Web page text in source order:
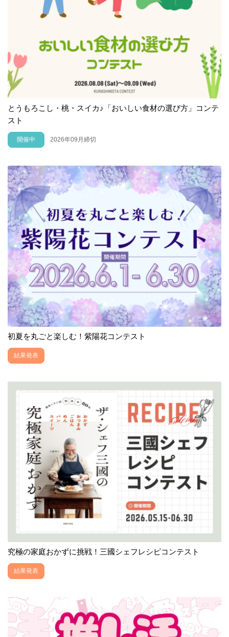
とうもろこし・桃・スイカ♪「おいしい食材の選び方」コンテ
スト
開催中 2026年09月締切
初夏を丸ごと楽しむ！紫陽花コンテスト
結果発表
究極の家庭おかずに挑戦！三國シェフレシピコンテスト
結果発表